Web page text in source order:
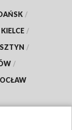
/
KIELCE /
/
/